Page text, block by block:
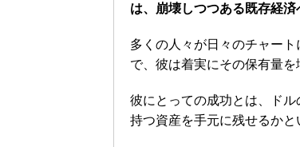
は、崩壊しつつある既存経済
多くの人々が日々のチャー
で、彼は着実にその保有量を
彼にとっての成功とは、ド
持つ資産を手元に残せるかと